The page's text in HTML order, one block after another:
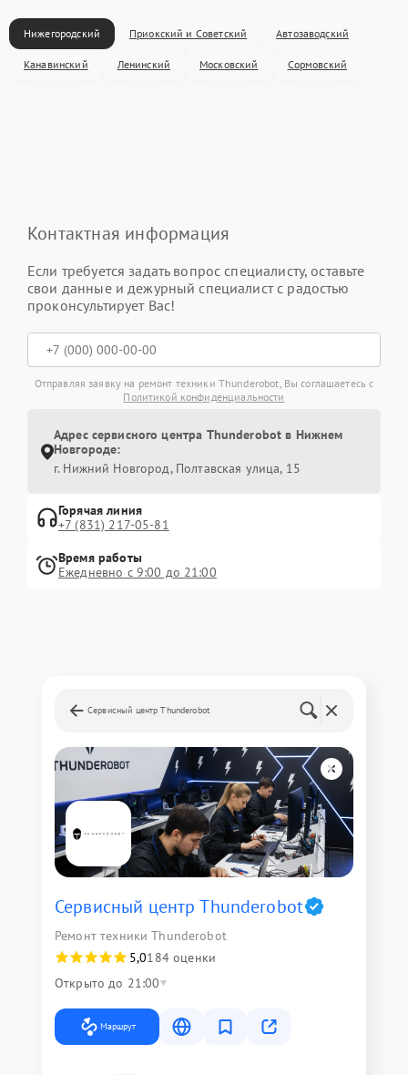
Нижегородский Приокский и Советский Автозаводский
Канавинский Ленинский Московский Сормовский
Контактная информация
Если требуется задать вопрос специалисту, оставьте
свои данные и дежурный специалист с радостью
проконсультирует Вас!
Отправляя заявку на ремонт техники Thunderobot, Вы соглашаетесь с
Политикой конфиденциальности
Адрес сервисного центра Thunderobot в Нижнем
Новгороде:
г. Нижний Новгород, Полтавская улица, 15
Горячая линия
+7 (831) 217-05-81
Время работы
Ежедневно с 9:00 до 21:00
Сервисный центр Thunderobot
Сервисный центр Thunderobot
Ремонт техники Thunderobot
5,0184 оценки
Открыто до 21:00
Маршрут